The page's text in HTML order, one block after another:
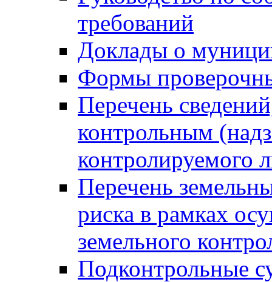
требований
Доклады о
Формы
Перечень
контрольным
контролируемого
Перечень
риска в рамках
земельного
Подконтрольные